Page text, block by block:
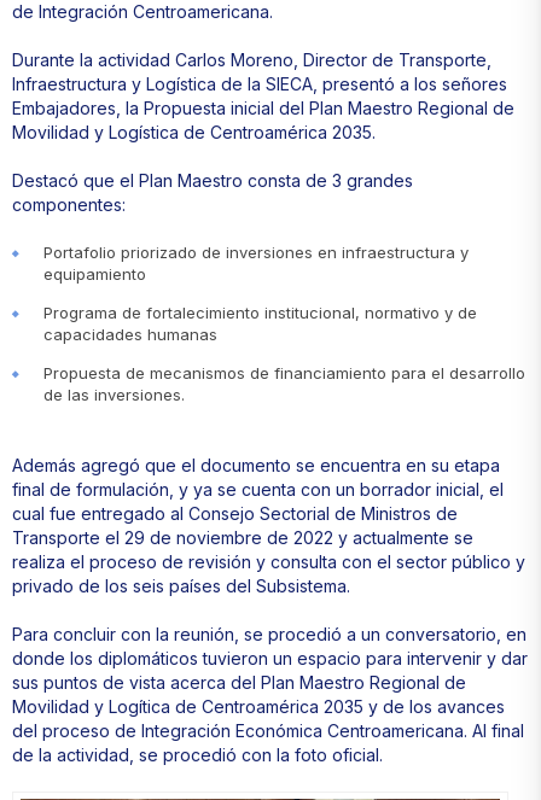
de Integración Centroamericana.
Durante la actividad Carlos Moreno, Director de Transporte,
Infraestructura y Logística de la SIECA, presentó a los señores
Embajadores, la Propuesta inicial del Plan Maestro Regional de
Movilidad y Logística de Centroamérica 2035.
Destacó que el Plan Maestro consta de 3 grandes
componentes:
Portafolio priorizado de inversiones en infraestructura y
equipamiento
Programa de fortalecimiento institucional, normativo y de
capacidades humanas
Propuesta de mecanismos de financiamiento para el desarrollo
de las inversiones.
Además agregó que el documento se encuentra en su etapa
final de formulación, y ya se cuenta con un borrador inicial, el
cual fue entregado al Consejo Sectorial de Ministros de
Transporte el 29 de noviembre de 2022 y actualmente se
realiza el proceso de revisión y consulta con el sector público y
privado de los seis países del Subsistema.
Para concluir con la reunión, se procedió a un conversatorio, en
donde los diplomáticos tuvieron un espacio para intervenir y dar
sus puntos de vista acerca del Plan Maestro Regional de
Movilidad y Logítica de Centroamérica 2035 y de los avances
del proceso de Integración Económica Centroamericana. Al final
de la actividad, se procedió con la foto oficial.